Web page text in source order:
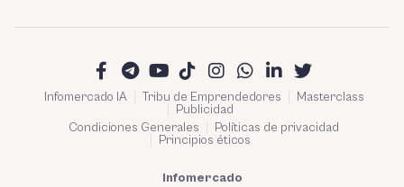
Infomercado IA Tribu de Emprendedores
Masterclass
Publicidad
Condiciones Generales
Políticas de privacidad
Principios éticos
Infomercado